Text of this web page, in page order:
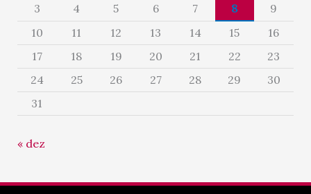
3
4 5 6 7 8
9
10
11 12 13 14 15
16
17
18 19 20 21 22
23
24
25 26 27 28 29
30
31
« dez